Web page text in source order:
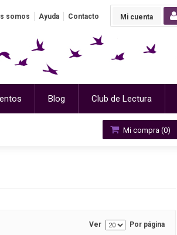
Mi cuenta
somos Ayuda Contacto
Blog Club de Lectura
Mi compra (0)
Ver Por página